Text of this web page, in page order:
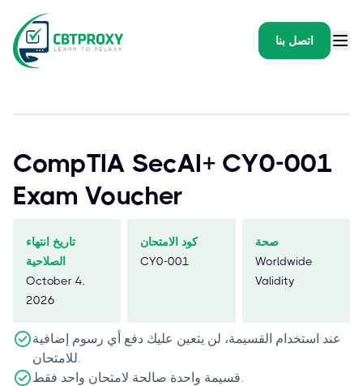
اتصل بنا
CompTIA SecAI+ CY0-001
Exam Voucher
تاريخ انتهاء
الصلاحية
October 4,
2026
كود الامتحان
CY0-001
صحة
Worldwide
Validity
عند استخدام القسيمة، لن يتعين عليك دفع أي رسوم إضافية
للامتحان.
قسيمة واحدة صالحة لامتحان واحد فقط.